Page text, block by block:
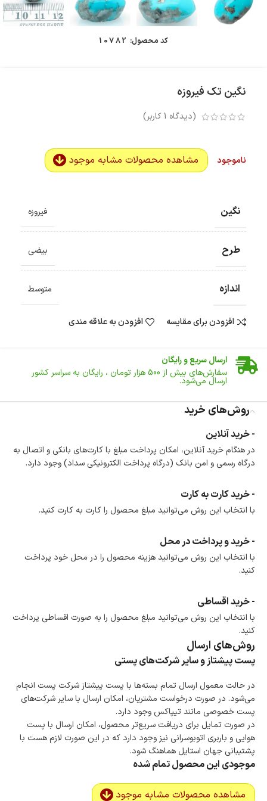
کد محصول: 10782
نگین تک فیروزه
(دیدگاه 1کاربر)
ناموجود مشاهده محصولات مشابه موجود
نگین فیروزه
طرح بیضی
اندازه متوسط
افزودن برای مقایسه افزودن به علاقه مندی
ضمانت اصالت کالا
ارسال سریع و رایگان
سفارش‌های بیش از 500 هزار تومان ، رایگان به سراسر کشور
ارسال می‌شود.
تا 14 روز پس از تحویل کالا می‌توانید آن را برگشت دهید.
امکان پرداخت در محل
در هنگام خرید محصول، امکان انتخاب پرداخت در محل
وجود دارد.
امکان پرداخت اقساطی
است.
ضمانت اصالت کالا
گارانتی معتبر برای تمامی محصولات ارائه می‌شود.
روش‌های خرید
- خرید آنلاین
در هنگام خرید آنلاین، امکان پرداخت مبلغ با کارت‌های بانکی و اتصال به
درگاه رسمی و امن بانک (درگاه پرداخت الکترونیکی سداد) وجود دارد.
- خرید کارت به کارت
با انتخاب این روش می‌توانید مبلغ محصول را کارت به کارت کنید.
- خرید و پرداخت در محل
با انتخاب این روش می‌توانید هزینه محصول را در محل خود پرداخت
کنید.
- خرید اقساطی
با انتخاب این روش می‌توانید مبلغ محصول را به صورت اقساطی پرداخت
کنید.
روش‌های ارسال
پست پیشتاز و سایر شرکت‌های پستی
در حالت معمول ارسال تمام بسته‌ها با پست پیشتاز شرکت پست انجام
می‌شود. در صورت درخواست مشتریان، امکان ارسال با سایر شرکت‌های
پست خصوصی مانند تیپاکس وجود دارد.
در صورت تمایل برای دریافت سریع‌تر محصول، امکان ارسال با پست
هوایی و باربری اتوبوسرانی نیز وجود دارد که در این صورت لازم هست با
پشتیبانی جهان استایل هماهنگ شود.
موجودی این محصول تمام شده
مشاهده محصولات مشابه موجود